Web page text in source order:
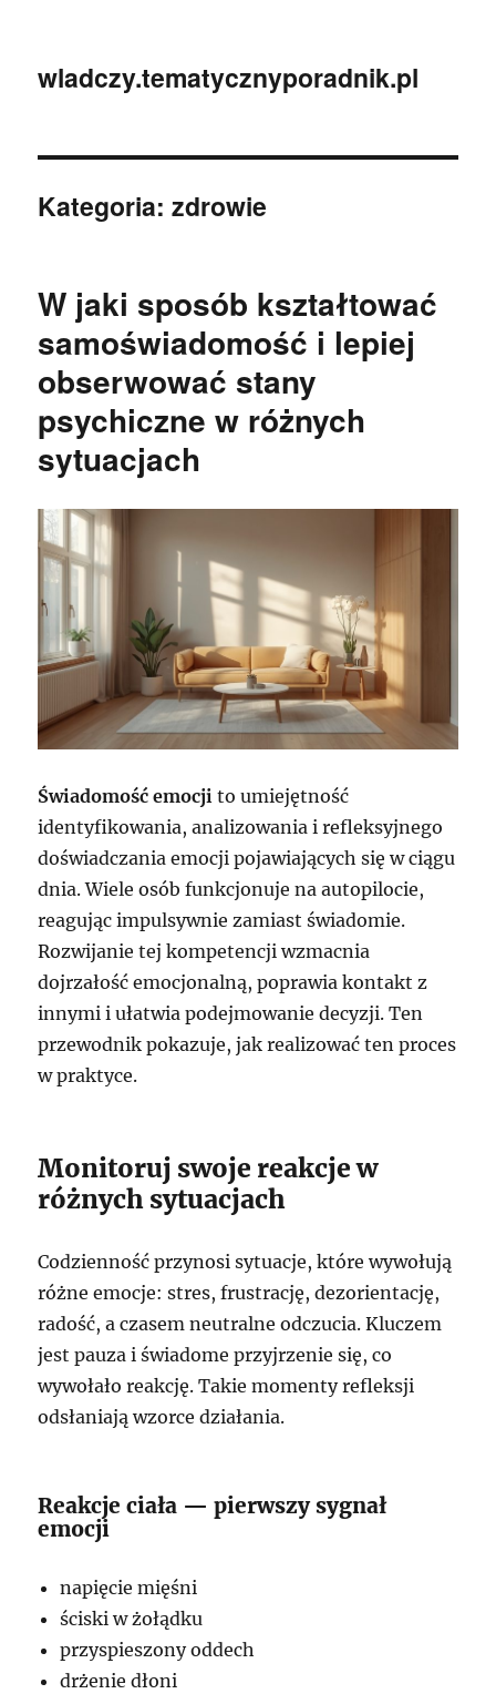
wladczy.tematycznyporadnik.pl
Kategoria:zdrowie
W jaki sposób kształtować
samoświadomość i lepiej
obserwować stany
psychiczne w różnych
sytuacjach
Świadomość emocji to umiejętność
identyfikowania, analizowania i refleksyjnego
doświadczania emocji pojawiających się w ciągu
dnia. Wiele osób funkcjonuje na autopilocie,
reagując impulsywnie zamiast świadomie.
Rozwijanie tej kompetencji wzmacnia
dojrzałość emocjonalną, poprawia kontakt z
innymi i ułatwia podejmowanie decyzji. Ten
przewodnik pokazuje, jak realizować ten proces
w praktyce.
Monitoruj swoje reakcje w
różnych sytuacjach
Codzienność przynosi sytuacje, które wywołują
różne emocje: stres, frustrację, dezorientację,
radość, a czasem neutralne odczucia. Kluczem
jest pauza i świadome przyjrzenie się, co
wywołało reakcję. Takie momenty refleksji
odsłaniają wzorce działania.
Reakcje ciała — pierwszy sygnał
emocji
napięcie mięśni
ściski w żołądku
przyspieszony oddech
drżenie dłoni